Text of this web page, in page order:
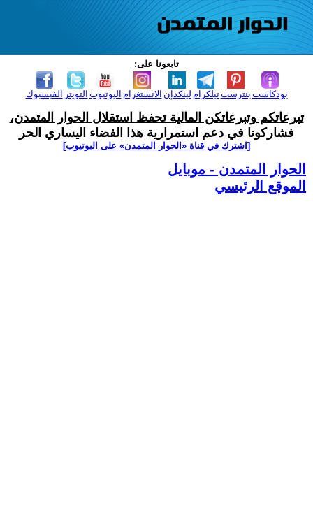
تابعونا على:
الفيسبوك التويتر اليوتيوب الانستغرام لينكدإن تيلكرامبنترست بودكاست
تبرعاتكم وتبرعاتكن المالية تحفظ استقلال الحوار المتمدن،
فشاركونا في دعم استمرارية هذا الفضاء اليساري الحر
[اشترك في قناة ‫«الحوار المتمدن» على اليوتيوب]
الحوار المتمدن - موبايل
الموقع الرئيسي